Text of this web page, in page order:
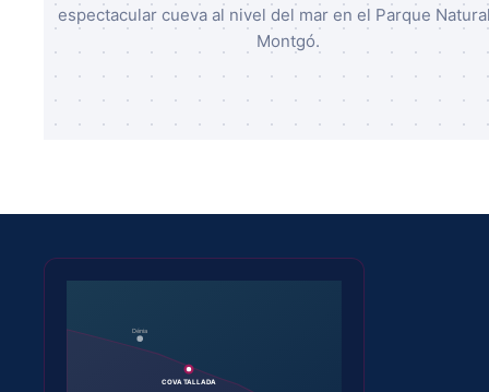
espectacular cueva al nivel del mar en el Parque
Montgó.
Dénia
COVA TALLADA